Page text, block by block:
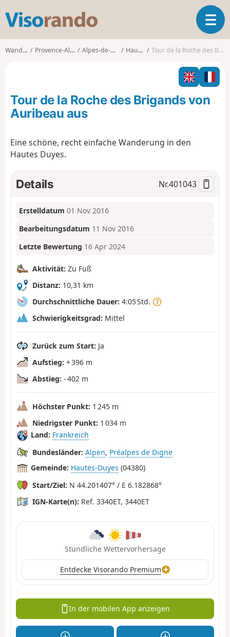
s
o
o
T
o
l
n
o
Wanderungen Provence-Alpes-Côte d'Azur Alpes-de-Haute-Provence Hautes-Duyes Tour de la Roche des Brigands von Auribeau aus
Tour de la Roche des Brigands von
Auribeau aus
Eine schöne, recht einfache Wanderung in den
Hautes Duyes.
Details Nr.401043
Erstelldatum 01 Nov 2016
Bearbeitungsdatum 11 Nov 2016
Letzte Bewertung 16 Apr 2024
Aktivität: Zu Fuß
Distanz: 10,31 km
Durchschnittliche Dauer: 4:05 Std.
Schwierigkeitsgrad: Mittel
Zurück zum Start: Ja
Aufstieg: + 396 m
Abstieg: - 402 m
Höchster Punkt: 1 245 m
Niedrigster Punkt: 1 034 m
Land: Frankreich
Bundesländer: Alpen, Préalpes de Digne
Gemeinde: Hautes-Duyes (04380)
Start/Ziel: N 44.201407° / E 6.182868°
IGN-Karte(n): Ref. 3340ET, 3440ET
Stündliche Wettervorhersage
Entdecke Visorando Premium
In der mobilen App anzeigen